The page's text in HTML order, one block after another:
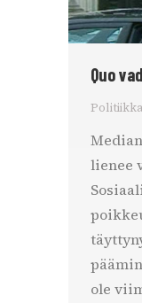
Quo
Politiikka
lienee
ole